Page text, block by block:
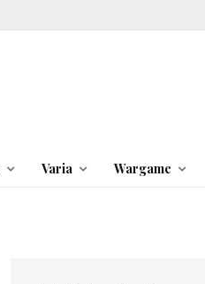
Varia Wargame